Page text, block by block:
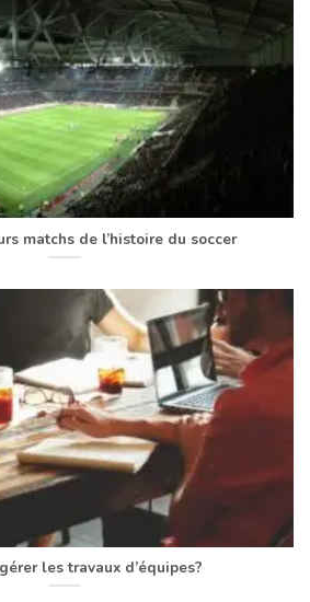
matchs de l’histoire du soccer
les travaux d’équipes?